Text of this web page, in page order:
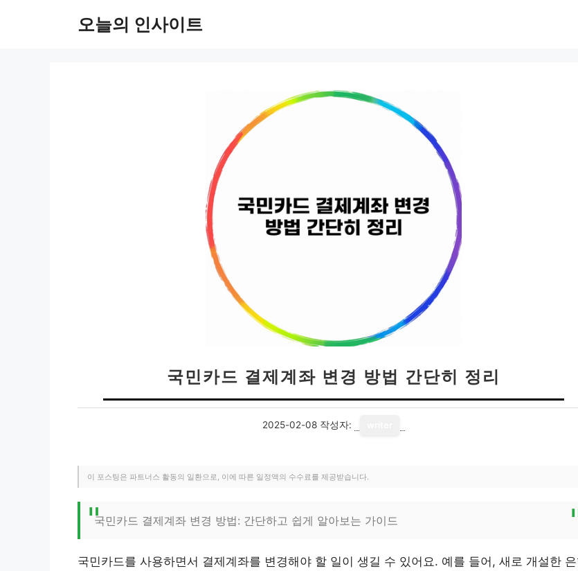
오늘의 인사이트
국민카드 결제계좌 변경 방법 간단히 정리
2025-02-08 작성자:
이 포스팅은 파트너스 활동의 일환으로, 이에 따른 일정액의 수수료를 제공받습니다.
국민카드 결제계좌 변경 방법: 간단하고 쉽게 알아보는 가이드
국민카드를 사용하면서 결제계좌를 변경해야 할 일이 생길 수 있어요. 예를 들어, 새로 개설한 은